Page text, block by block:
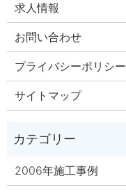
求人情報
お問い合わせ
プライバシーポリシー
サイトマップ
2006年施工事例